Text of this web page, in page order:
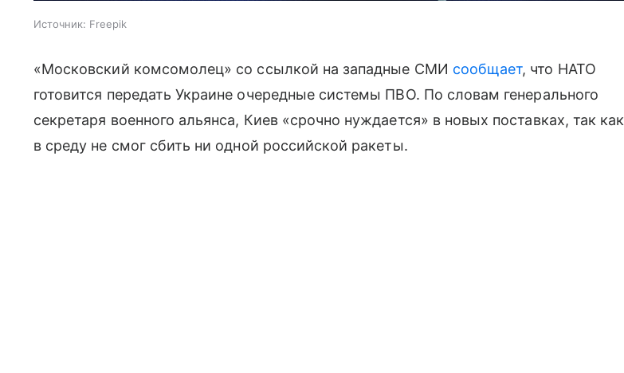
Источник: Freepik
«Московский комсомолец» со ссылкой на западные СМИ сообщает, что НАТО
готовится передать Украине очередные системы ПВО. По словам генерального
секретаря военного альянса, Киев «срочно нуждается» в новых поставках, так как
в среду не смог сбить ни одной российской ракеты.